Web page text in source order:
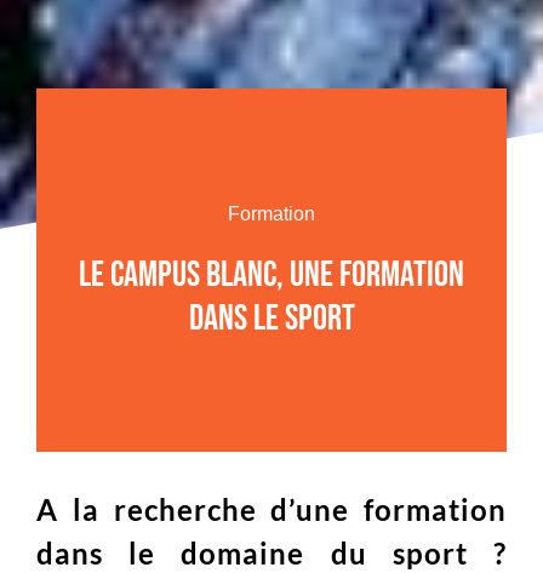
Formation
LE CAMPUS BLANC, UNE FORMATION
DANS LE SPORT
A la recherche d’une formation
dans le domaine du sport ?